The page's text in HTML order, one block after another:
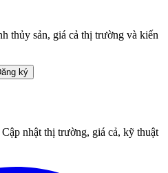
thủy sản, giá cả thị trường và kiến
ký
nhật thị trường, giá cả, kỹ thuật